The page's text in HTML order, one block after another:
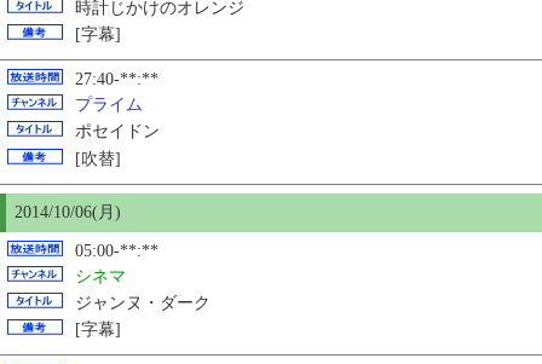
時計じかけのオレンジ
[字幕]
27:40-**:**
プライム
ポセイドン
[吹替]
2014/10/06(月)
05:00-**:**
シネマ
ジャンヌ・ダーク
[字幕]